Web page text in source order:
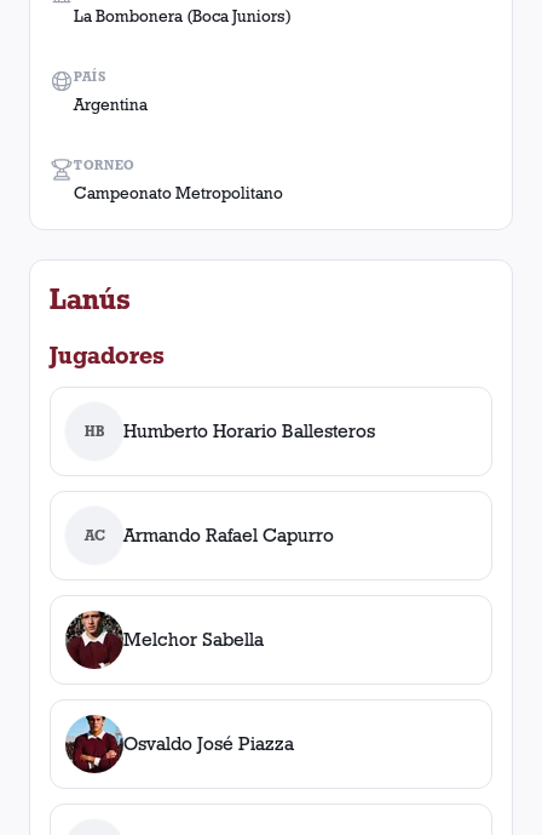
TORNEO
Campeonato Metropolitano
La Bombonera (Boca Juniors)
PAÍS
Argentina
Lanús
Jugadores
HB Humberto Horario Ballesteros
AC Armando Rafael Capurro
Melchor Sabella
Osvaldo José Piazza